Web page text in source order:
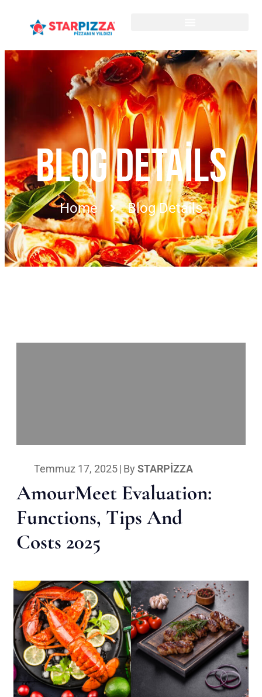
BLOG DETAILS
Home Blog Details
Temmuz 17, 2025| By STARPIZZA
AmourMeet Evaluation:
Functions, Tips And
Costs 2025